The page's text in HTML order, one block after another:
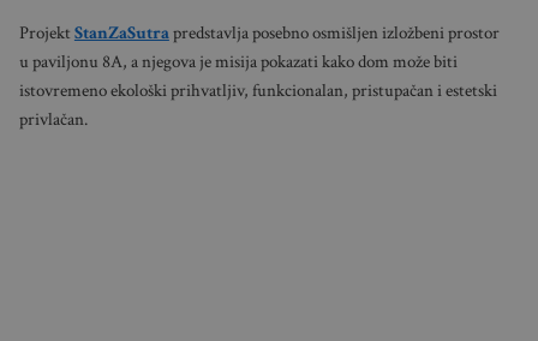
Projekt StanZaSutrapredstavlja posebno osmišljen izložbeni prostor
u paviljonu 8A, a njegova je misija pokazati kako dom može biti
istovremeno ekološki prihvatljiv, funkcionalan, pristupačan i estetski
privlačan.